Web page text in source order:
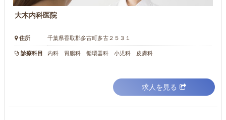
大木内科医院
住所 千葉県香取郡多古町多古２５３１
診療科目 内科 胃腸科 循環器科 小児科 皮膚科
求人を見る